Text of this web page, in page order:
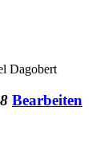
Dagobert
Bearbeiten